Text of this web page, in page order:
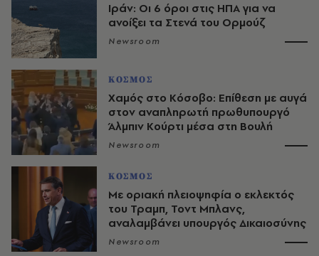
Ιράν: Οι 6 όροι στις ΗΠΑ για να
ανοίξει τα Στενά του Ορμούζ
Newsroom
ΚΟΣΜΟΣ
Χαμός στο Κόσοβο: Επίθεση με αυγά
στον αναπληρωτή πρωθυπουργό
Άλμπιν Κούρτι μέσα στη Βουλή
Newsroom
ΚΟΣΜΟΣ
Με οριακή πλειοψηφία ο εκλεκτός
του Τραμπ, Τοντ Μπλανς,
αναλαμβάνει υπουργός Δικαιοσύνης
Newsroom